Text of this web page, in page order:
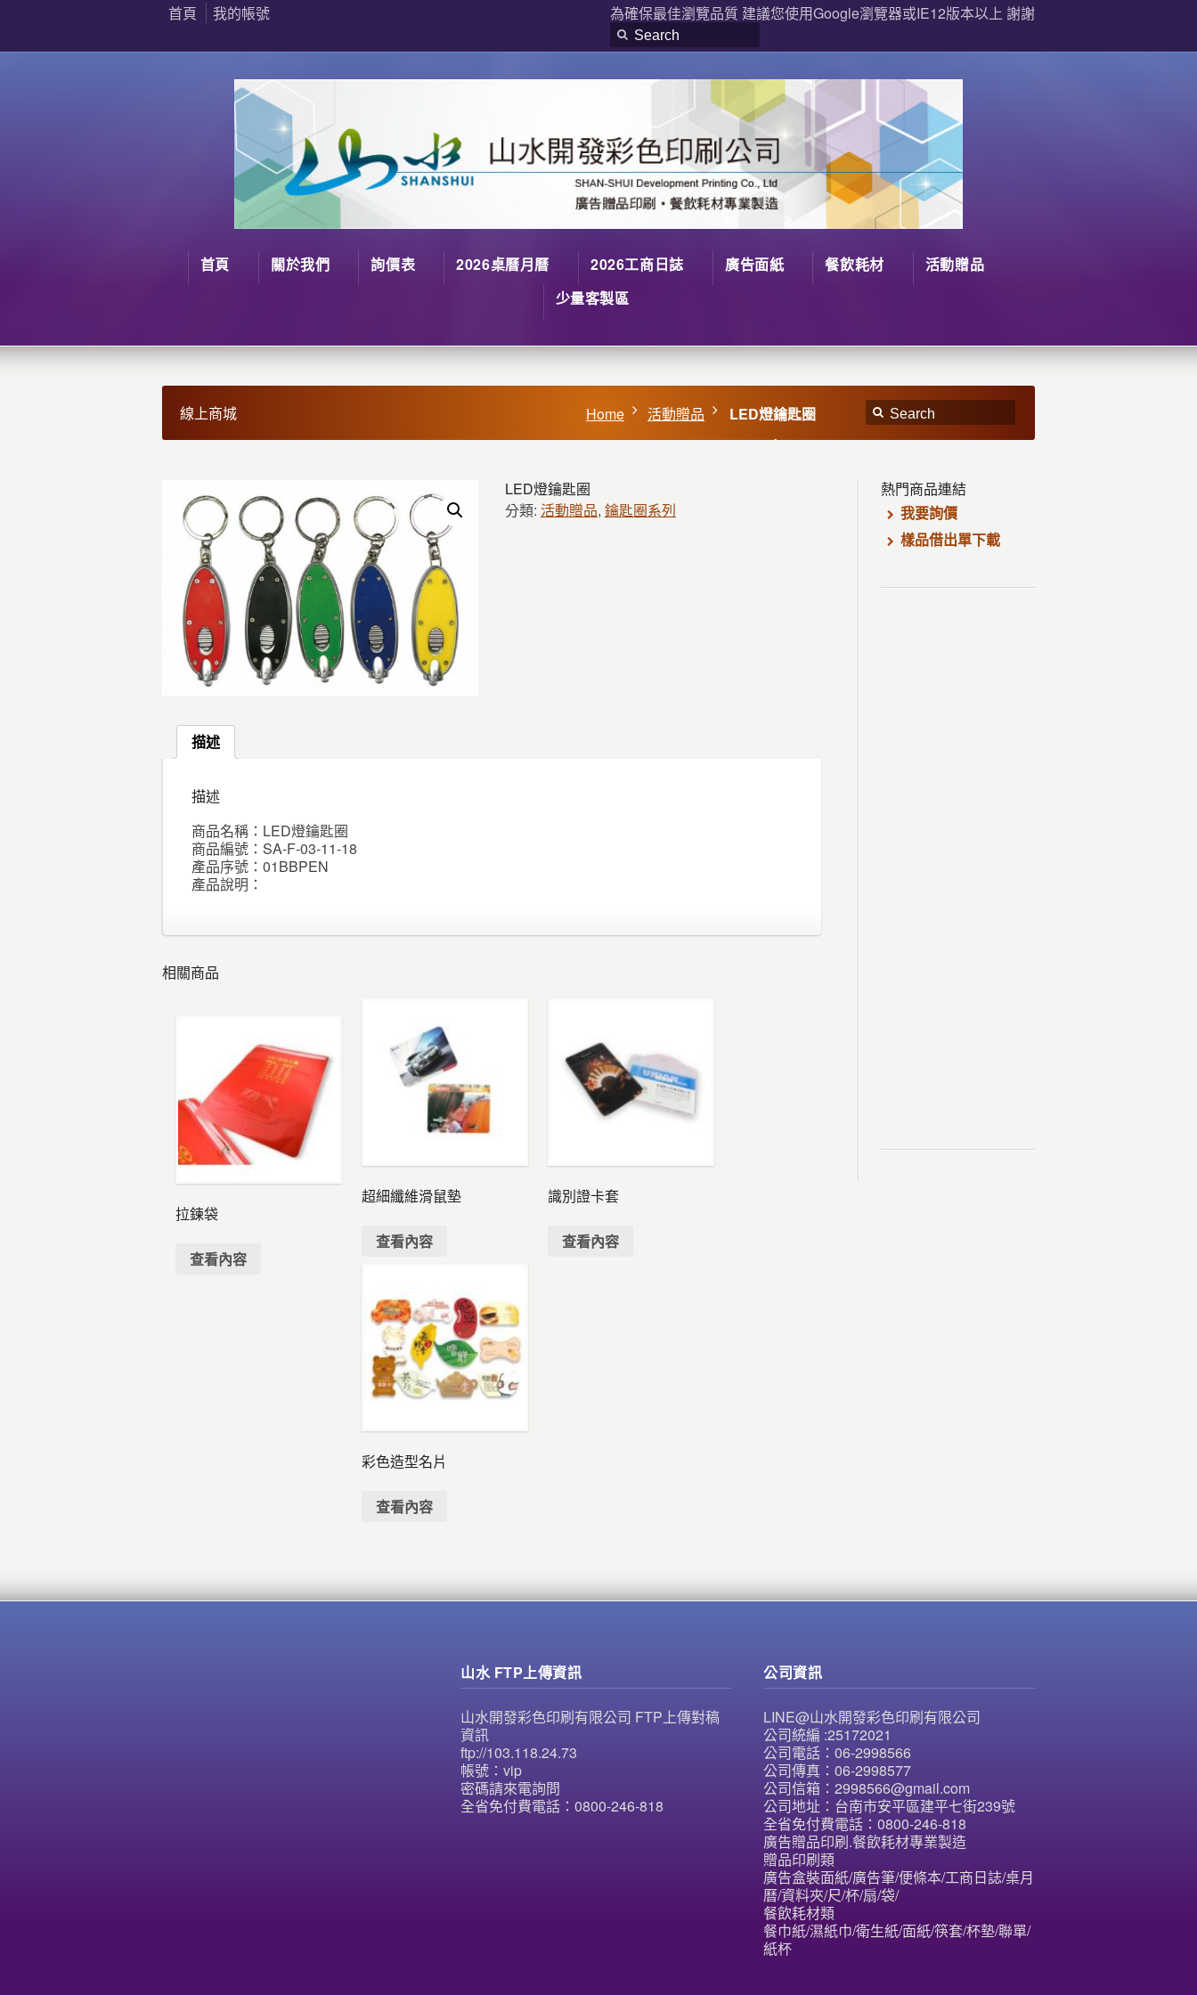
首頁 我的帳號 為確保最佳瀏覽品質 建議您使用Google瀏覽器或IE12版本以上 謝謝
首頁 關於我們 詢價表 2026桌曆月曆 2026工商日誌 廣告面紙 餐飲耗材
活動贈品
少量客製區
線上商城 Home 活動贈品 LED燈鑰匙圈
LED燈鑰匙圈
分類: 活動贈品, 鑰匙圈系列
描述
描述
商品名稱：LED燈鑰匙圈
商品編號：SA-F-03-11-18
產品序號：01BBPEN
產品說明：
相關商品
拉鍊袋
查看內容
超細纖維滑鼠墊
查看內容
識別證卡套
查看內容
彩色造型名片
查看內容
熱門商品連結
我要詢價
樣品借出單下載
山水 FTP上傳資訊
山水開發彩色印刷有限公司 FTP上傳對稿
資訊
ftp://103.118.24.73
帳號：vip
密碼請來電詢問
全省免付費電話：0800-246-818
公司資訊
LINE@山水開發彩色印刷有限公司
公司統編 :25172021
公司電話：06-2998566
公司傳真：06-2998577
公司信箱：2998566@gmail.com
公司地址：台南市安平區建平七街239號
全省免付費電話：0800-246-818
廣告贈品印刷.餐飲耗材專業製造
贈品印刷類
廣告盒裝面紙/廣告筆/便條本/工商日誌/桌月
曆/資料夾/尺/杯/扇/袋/
餐飲耗材類
餐巾紙/濕紙巾/衛生紙/面紙/筷套/杯墊/聯單/
紙杯